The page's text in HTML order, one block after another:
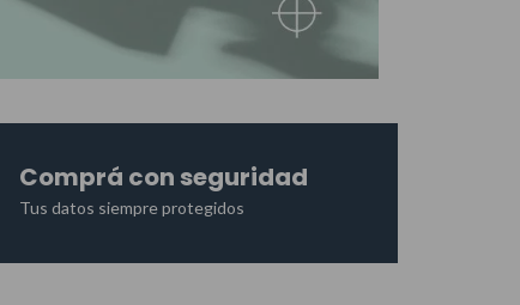
Comprá con seguridad
Tus datos siempre protegidos